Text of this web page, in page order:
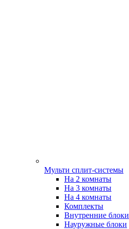
Мульти сплит-системы
На 2 комнаты
На 3 комнаты
На 4 комнаты
Комплекты
Внутренние блоки
Науружные блоки